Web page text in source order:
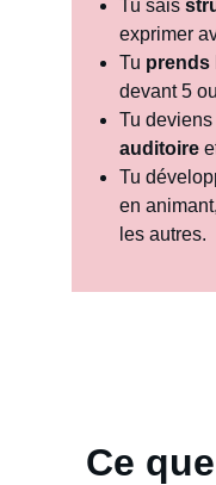
Tu sais
exprimer
Tu prends
devant 5
Tu
auditoire
Tu
en
les autres.
Ce